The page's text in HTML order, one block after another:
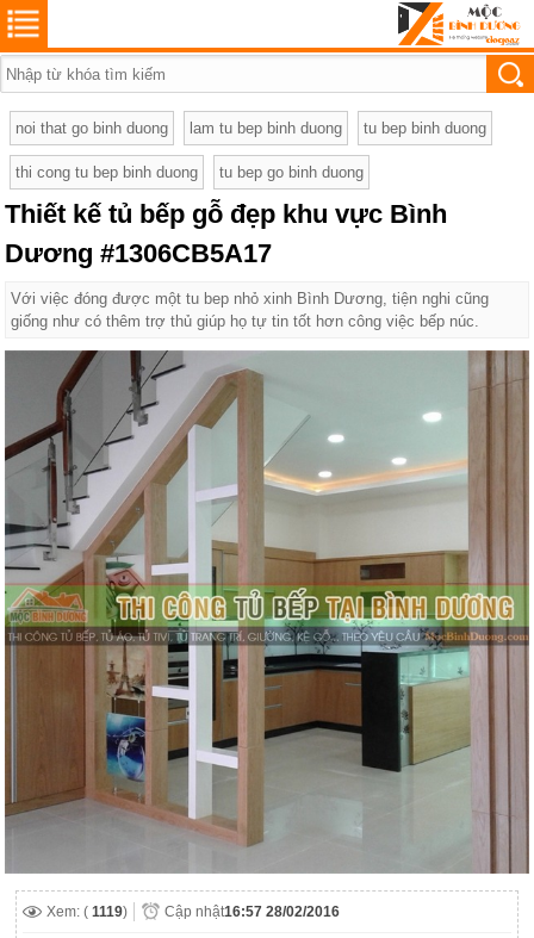
noi that go binh duong lam tu bep binh duong tu bep binh duong
thi cong tu bep binh duong tu bep go binh duong
Thiết kế tủ bếp gỗ đẹp khu vực Bình
Dương #1306CB5A17
Với việc đóng được một tu bep nhỏ xinh Bình Dương, tiện nghi cũng
giống như có thêm trợ thủ giúp họ tự tin tốt hơn công việc bếp núc.
Xem: ( 1119) Cập nhật16:57 28/02/2016